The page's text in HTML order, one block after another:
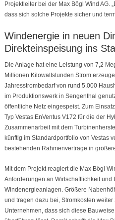
Projektleiter bei der Max Bögl Wind AG.
dass sich solche Projekte sicher und
Windenergie in neuen
Direkteinspeisung ins
Die Anlage hat eine Leistung von 7,2
Millionen Kilowattstunden Strom
Jahresstrombedarf von rund 5.000
im Produktionswerk in Sengenthal
öffentliche Netz eingespeist. Zum
Typ Vestas EnVentus V172 für die der
Zusammenarbeit mit dem
künftig im Standardportfolio von Vestas
bestehenden Rahmenverträge in
Mit dem Projekt reagiert die Max Bögl
Anforderungen an Wirtschaftlichkeit und
Windenergieanlagen. Größere
und tragen dazu bei, Stromkosten
Unternehmen, dass sich diese